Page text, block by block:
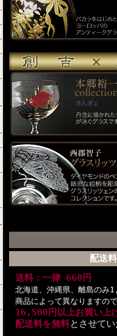
配送料
送料：一律 660円
北海道、沖縄県、離島のみ
商品によって異なりますの
16,500円以上お買い上
配送料を無料とさせて